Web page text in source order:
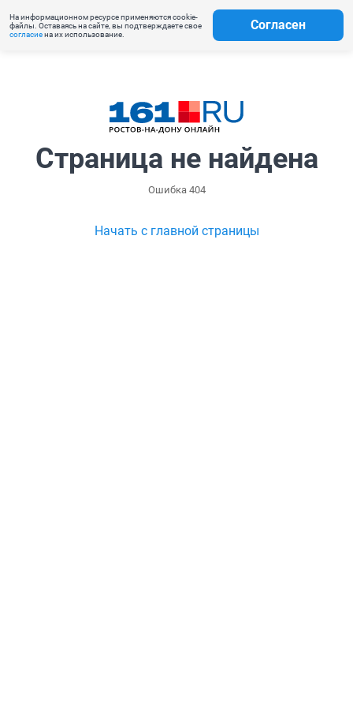
На информационном ресурсе применяются cookie-
файлы. Оставаясь на сайте, вы подтверждаете свое
согласиена их использование.
Согласен
Страница не найдена
Ошибка 404
Начать с главной страницы